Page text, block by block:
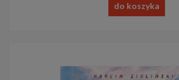
do koszyka